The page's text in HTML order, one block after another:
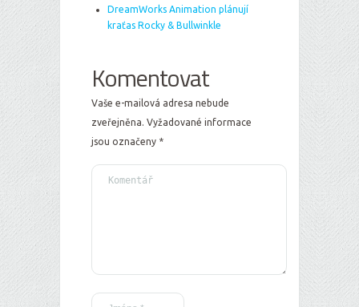
DreamWorks Animation plánují
kraťas Rocky & Bullwinkle
Komentovat
Vaše e-mailová adresa nebude
zveřejněna. Vyžadované informace
jsou označeny *